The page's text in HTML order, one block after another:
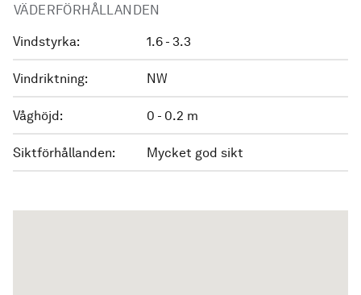
VÄDERFÖRHÅLLANDEN
Vindstyrka: 1.6 - 3.3
Vindriktning: NW
Våghöjd: 0 - 0.2 m
Siktförhållanden: Mycket god sikt